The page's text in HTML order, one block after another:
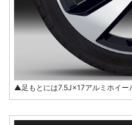
▲足もとには7.5J×17アルミホイー